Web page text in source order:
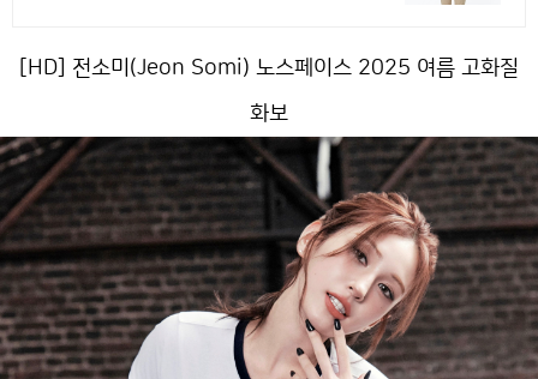
[HD] 전소미(Jeon Somi) 노스페이스 2025 여름 고화질
화보